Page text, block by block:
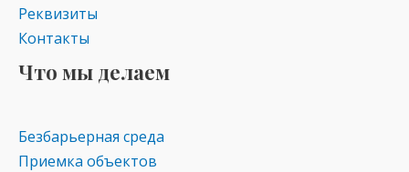
Реквизиты
Контакты
Что мы делаем
Безбарьерная среда
Приемка объектов